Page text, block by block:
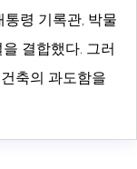
령 기록관, 박물
결합했다. 그러
축의 과도함을